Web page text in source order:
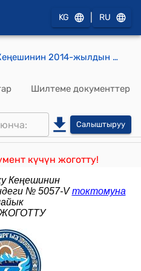
KG RU
КР Жогорку Кеңешинин 2014-жылдын 3-апрелиндеги № 3935-V "Кыргыз Республикасынын Өкмөтүнүн курамы жөнүндө" токтому
Шилтеме документтер
Салыштыруу
күчүн жоготту!